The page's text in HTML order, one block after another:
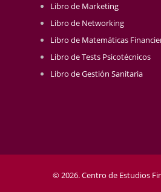
Libro de Marketing
Libro de Networking
Libro de Matemáticas
Libro de Tests Psicotécnicos
Libro de Gestión Sanitaria
© 2026. Centro de Estudios